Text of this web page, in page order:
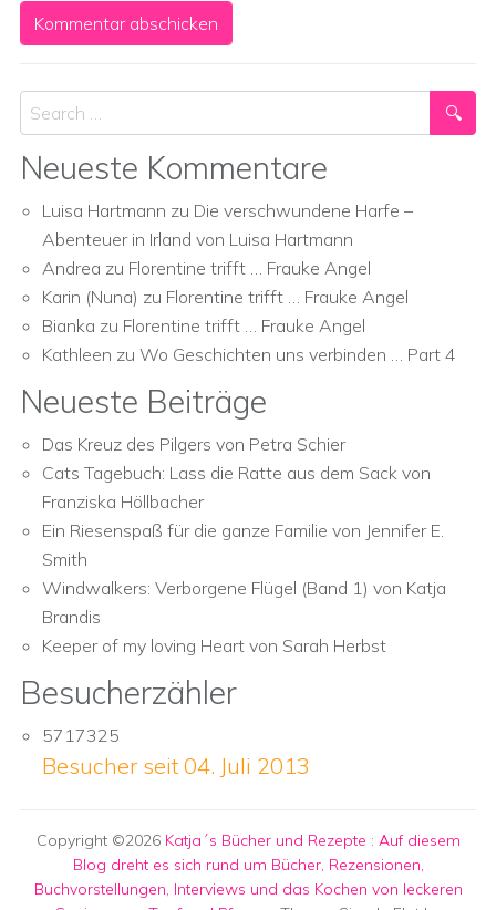
Search
Neueste Kommentare
Luisa Hartmann zu Die verschwundene Harfe –
Abenteuer in Irland von Luisa Hartmann
Andrea zu Florentine trifft … Frauke Angel
Karin (Nuna) zu Florentine trifft … Frauke Angel
Bianka zu Florentine trifft … Frauke Angel
Kathleen zu Wo Geschichten uns verbinden … Part 4
Neueste Beiträge
Das Kreuz des Pilgers von Petra Schier
Cats Tagebuch: Lass die Ratte aus dem Sack von
Franziska Höllbacher
Ein Riesenspaß für die ganze Familie von Jennifer E.
Smith
Windwalkers: Verborgene Flügel (Band 1) von Katja
Brandis
Keeper of my loving Heart von Sarah Herbst
Besucherzähler
5717325
Besucher seit 04. Juli 2013
Copyright ©2026 Katja´s Bücher und Rezepte : Auf diesem
Blog dreht es sich rund um Bücher, Rezensionen,
Buchvorstellungen, Interviews und das Kochen von leckeren